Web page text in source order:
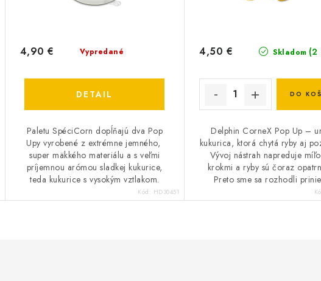
Vypredané
4,90 €
DETAIL
Paletu SpéciCorn dopĺňajú dva Pop
Upy vyrobené z extrémne jemného, ​​
super mäkkého materiálu a s veľmi
príjemnou arómou sladkej kukurice,
teda kukurice s vysokým vztlakom.
Kód: HD30451
Skladom (2
4,50 €
DO
Delphin CorneX Pop Up –
kukurica, ktorá chytá ryby aj
Vývoj nástrah napreduje
krokmi a ryby sú čoraz
Preto sme sa rozhodli